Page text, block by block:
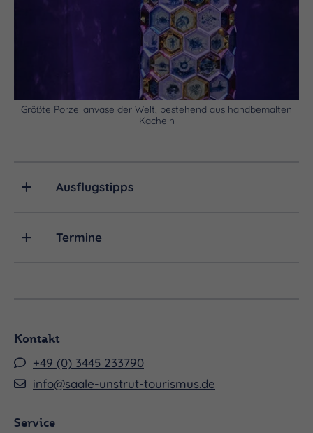
Größte Porzellanvase der Welt, bestehend aus handbemalten
Kacheln
Ausflugstipps
Termine
Kontakt
+49 (0) 3445 233790
info@saale-unstrut-tourismus.de
Service